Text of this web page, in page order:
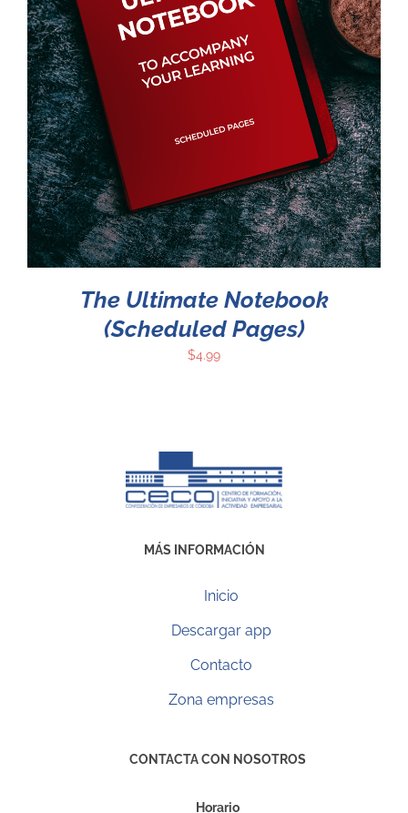
The Ultimate Notebook
(Scheduled Pages)
$4.99
MÁS INFORMACIÓN
Inicio
Descargar app
Contacto
Zona empresas
CONTACTA CON NOSOTROS
Horario